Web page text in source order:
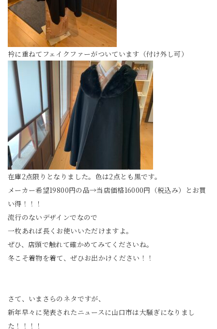
衿に重ねてフェイクファーがついています（付け外し可）
在庫2点限りとなりました。色は2点とも黒です。
メーカー希望19800円の品→当店価格16000円（税込み）とお買
い得！！！
流行のないデザインでなので
一枚あれば長くお使いいただけますよ。
ぜひ、店頭で触れて確かめてみてくださいね。
冬こそ着物を着て、ぜひお出かけください！！
さて、いまさらのネタですが、
新年早々に発表されたニュースに山口市は大騒ぎになりまし
た！！！！